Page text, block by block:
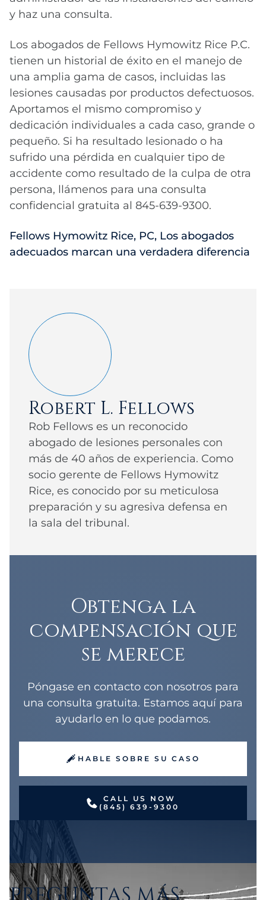
y haz una consulta.
Los abogados de Fellows Hymowitz Rice P.C.
tienen un historial de éxito en el manejo de
una amplia gama de casos, incluidas las
lesiones causadas por productos defectuosos.
Aportamos el mismo compromiso y
dedicación individuales a cada caso, grande o
pequeño. Si ha resultado lesionado o ha
sufrido una pérdida en cualquier tipo de
accidente como resultado de la culpa de otra
persona, llámenos para una consulta
confidencial gratuita al 845-639-9300.
Fellows Hymowitz Rice, PC, Los abogados
adecuados marcan una verdadera diferencia
Robert L. Fellows
Rob Fellows es un reconocido
abogado de lesiones personales con
más de 40 años de experiencia. Como
socio gerente de Fellows Hymowitz
Rice, es conocido por su meticulosa
preparación y su agresiva defensa en
la sala del tribunal.
Obtenga la
compensación que
se merece
Póngase en contacto con nosotros para
una consulta gratuita. Estamos aquí para
ayudarlo en lo que podamos.
HABLE SOBRE SU CASO
CALL US NOW
(845) 639-9300
PREGUNTAS MÁS